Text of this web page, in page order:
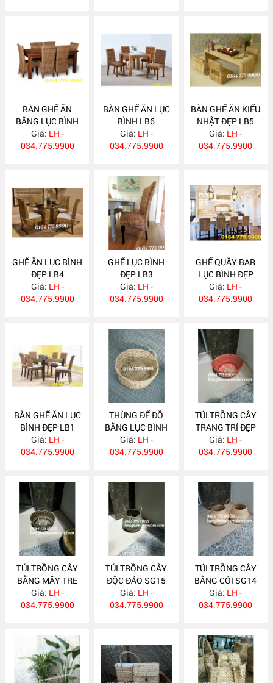
BÀN GHẾ ĂN
BẰNG LỤC BÌNH
LB7
Giá: LH -
034.775.9900
BÀN GHẾ ĂN LỤC
BÌNH LB6
Giá: LH -
034.775.9900
BÀN GHẾ ĂN KIỂU
NHẬT ĐẸP LB5
Giá: LH -
034.775.9900
GHẾ ĂN LỤC BÌNH
ĐẸP LB4
Giá: LH -
034.775.9900
GHẾ LỤC BÌNH
ĐẸP LB3
Giá: LH -
034.775.9900
GHẾ QUẦY BAR
LỤC BÌNH ĐẸP
LB2
Giá: LH -
034.775.9900
BÀN GHẾ ĂN LỤC
BÌNH ĐẸP LB1
Giá: LH -
034.775.9900
THÙNG ĐỂ ĐỒ
BẰNG LỤC BÌNH
SG18
Giá: LH -
034.775.9900
TÚI TRỒNG CÂY
TRANG TRÍ ĐẸP
SG17
Giá: LH -
034.775.9900
TÚI TRỒNG CÂY
BẰNG MÂY TRE
ĐAN SG16
Giá: LH -
034.775.9900
TÚI TRỒNG CÂY
ĐỘC ĐÁO SG15
Giá: LH -
034.775.9900
TÚI TRỒNG CÂY
BẰNG CÓI SG14
Giá: LH -
034.775.9900